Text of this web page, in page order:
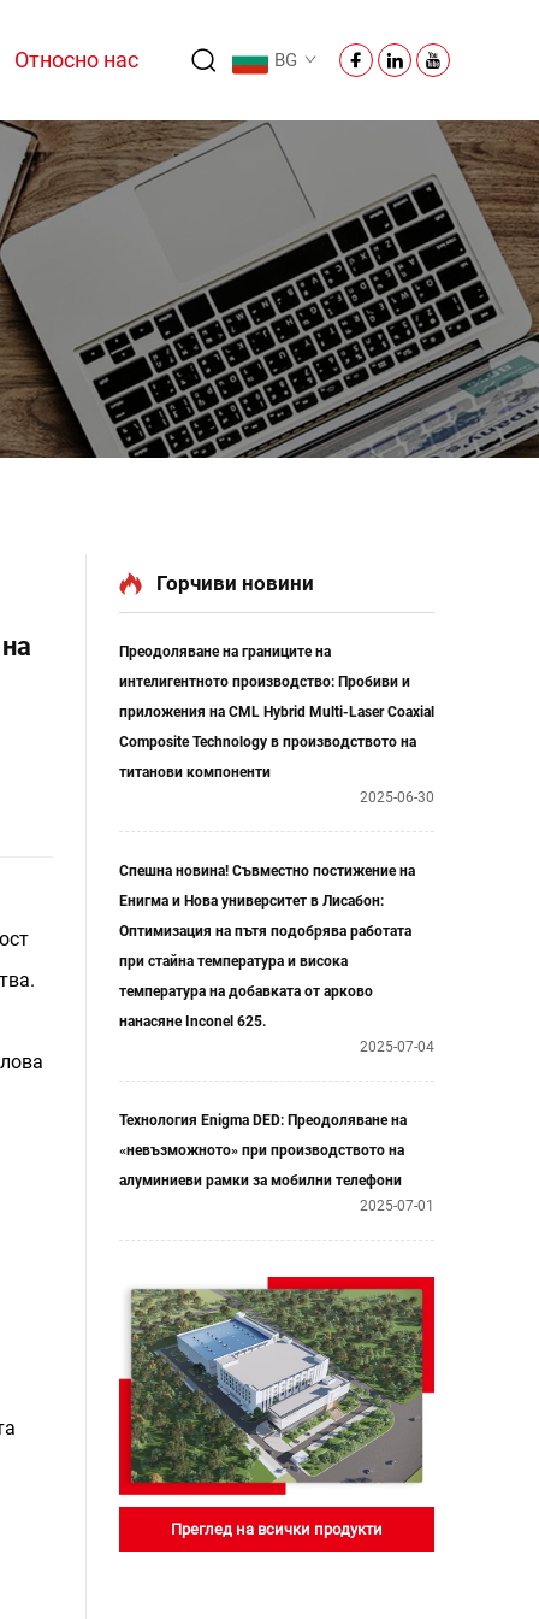
Относно нас BG
Горчиви новини
Преодоляване на границите на
интелигентното производство: Пробиви и
приложения на CML Hybrid Multi-Laser Coaxial
Composite Technology в производството на
титанови компоненти
2025-06-30
Спешна новина! Съвместно постижение на
Енигма и Нова университет в Лисабон:
Оптимизация на пътя подобрява работата
при стайна температура и висока
температура на добавката от арково
нанасяне Inconel 625.
2025-07-04
Технология Enigma DED: Преодоляване на
«невъзможното» при производството на
алуминиеви рамки за мобилни телефони
2025-07-01
Преглед на всички продукти